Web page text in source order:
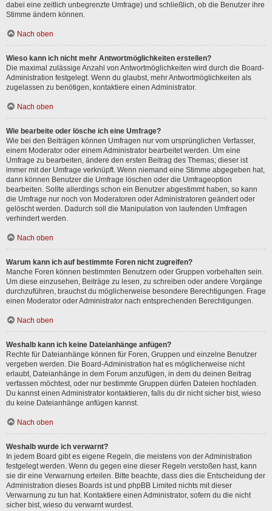
dabei eine zeitlich unbegrenzte Umfrage) und schließlich, ob die Benutzer ihre
Stimme ändern können.
Nach oben
Wieso kann ich nicht mehr Antwortmöglichkeiten erstellen?
Die maximal zulässige Anzahl von Antwortmöglichkeiten wird durch die Board-
Administration festgelegt. Wenn du glaubst, mehr Antwortmöglichkeiten als
zugelassen zu benötigen, kontaktiere einen Administrator.
Nach oben
Wie bearbeite oder lösche ich eine Umfrage?
Wie bei den Beiträgen können Umfragen nur vom ursprünglichen Verfasser,
einem Moderator oder einem Administrator bearbeitet werden. Um eine
Umfrage zu bearbeiten, ändere den ersten Beitrag des Themas; dieser ist
immer mit der Umfrage verknüpft. Wenn niemand eine Stimme abgegeben hat,
dann können Benutzer die Umfrage löschen oder die Umfrageoption
bearbeiten. Sollte allerdings schon ein Benutzer abgestimmt haben, so kann
die Umfrage nur noch von Moderatoren oder Administratoren geändert oder
gelöscht werden. Dadurch soll die Manipulation von laufenden Umfragen
verhindert werden.
Nach oben
Warum kann ich auf bestimmte Foren nicht zugreifen?
Manche Foren können bestimmten Benutzern oder Gruppen vorbehalten sein.
Um diese einzusehen, Beiträge zu lesen, zu schreiben oder andere Vorgänge
durchzuführen, brauchst du möglicherweise besondere Berechtigungen. Frage
einen Moderator oder Administrator nach entsprechenden Berechtigungen.
Nach oben
Weshalb kann ich keine Dateianhänge anfügen?
Rechte für Dateianhänge können für Foren, Gruppen und einzelne Benutzer
vergeben werden. Die Board-Administration hat es möglicherweise nicht
erlaubt, Dateianhänge in dem Forum anzufügen, in dem du deinen Beitrag
verfassen möchtest, oder nur bestimmte Gruppen dürfen Dateien hochladen.
Du kannst einen Administrator kontaktieren, falls du dir nicht sicher bist, wieso
du keine Dateianhänge anfügen kannst.
Nach oben
Weshalb wurde ich verwarnt?
In jedem Board gibt es eigene Regeln, die meistens von der Administration
festgelegt werden. Wenn du gegen eine dieser Regeln verstoßen hast, kann
sie dir eine Verwarnung erteilen. Bitte beachte, dass dies die Entscheidung der
Administration dieses Boards ist und phpBB Limited nichts mit dieser
Verwarnung zu tun hat. Kontaktiere einen Administrator, sofern du die nicht
sicher bist, wieso du verwarnt wurdest.